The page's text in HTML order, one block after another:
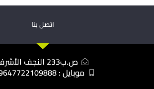
اتصل بنا
ص.ب233 النجف الأشرف
موبايل : 009647722109888